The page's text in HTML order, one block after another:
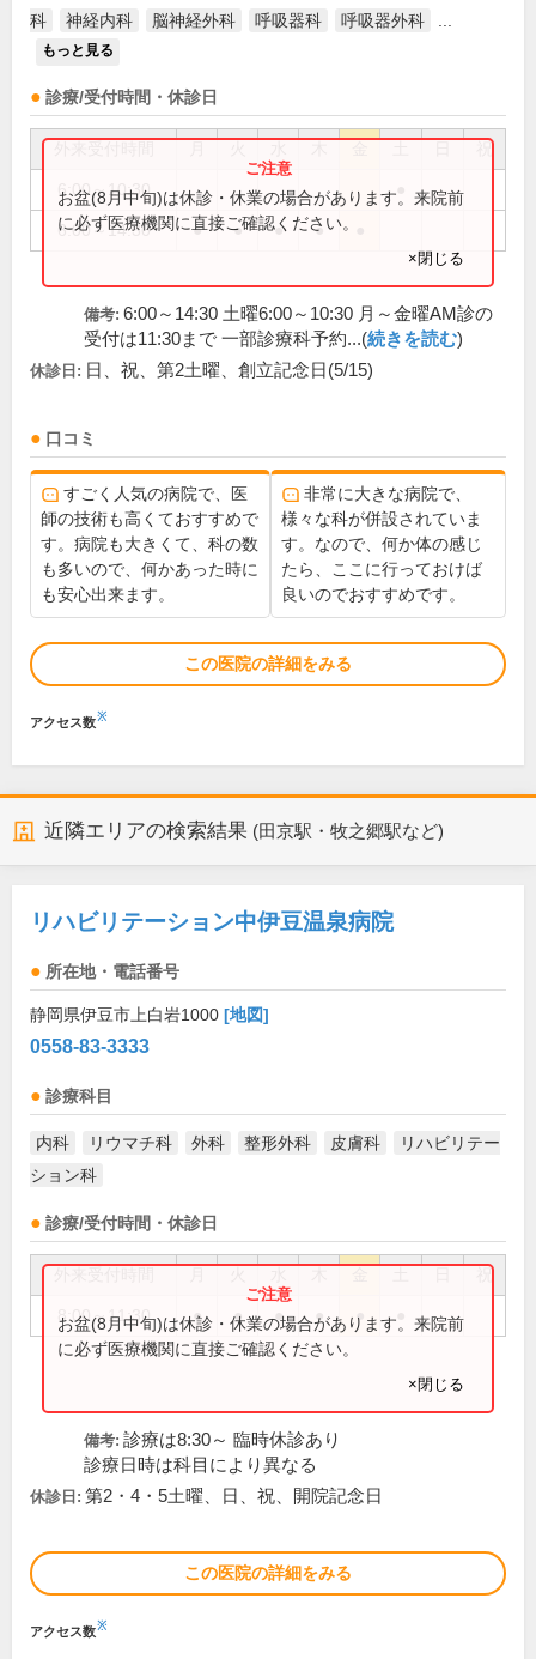
科
神経内科 脳神経外科 呼吸器科 呼吸器外科
もっと見る
診療/受付時間・休診日
祝
6:00～10:30
6:00～14:30 ● ● ● ●
お盆(8月中旬)は休診・休業の場合があります。来院前
に必ず医療機関に直接ご確認ください。
×閉じる
備考: 6:00～14:30 土曜6:00～10:30 月～金曜AM診の
受付は11:30まで 一部診療科予約...(続きを読む)
休診日: 日、祝、第2土曜、創立記念日(5/15)
口コミ
すごく人気の病院で、医
師の技術も高くておすすめで
す。病院も大きくて、科の数
も多いので、何かあった時に
も安心出来ます。
非常に大きな病院で、
様々な科が併設されていま
す。なので、何か体の感じ
たら、ここに行っておけば
良いのでおすすめです。
この医院の詳細をみる
アクセス数※
近隣エリアの検索結果 (田京駅・牧之郷駅など)
リハビリテーション中伊豆温泉病院
所在地・電話番号
静岡県伊豆市上白岩1000 [地図]
0558-83-3333
診療科目
内科 リウマチ科 外科 整形外科 皮膚科
リハビリテー
ション科
診療/受付時間・休診日
祝
8:00～11:30 ● ● ● ● ●
お盆(8月中旬)は休診・休業の場合があります。来院前
に必ず医療機関に直接ご確認ください。
×閉じる
備考: 診療は8:30～ 臨時休診あり
診療日時は科目により異なる
休診日: 第2・4・5土曜、日、祝、開院記念日
この医院の詳細をみる
アクセス数※